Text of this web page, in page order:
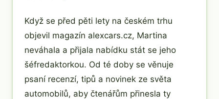
Když se před pěti lety na českém trhu
objevil magazín alexcars.cz, Martina
neváhala a přijala nabídku stát se jeho
šéfredaktorkou. Od té doby se věnuje
psaní recenzí, tipů a novinek ze světa
automobilů, aby čtenářům přinesla ty